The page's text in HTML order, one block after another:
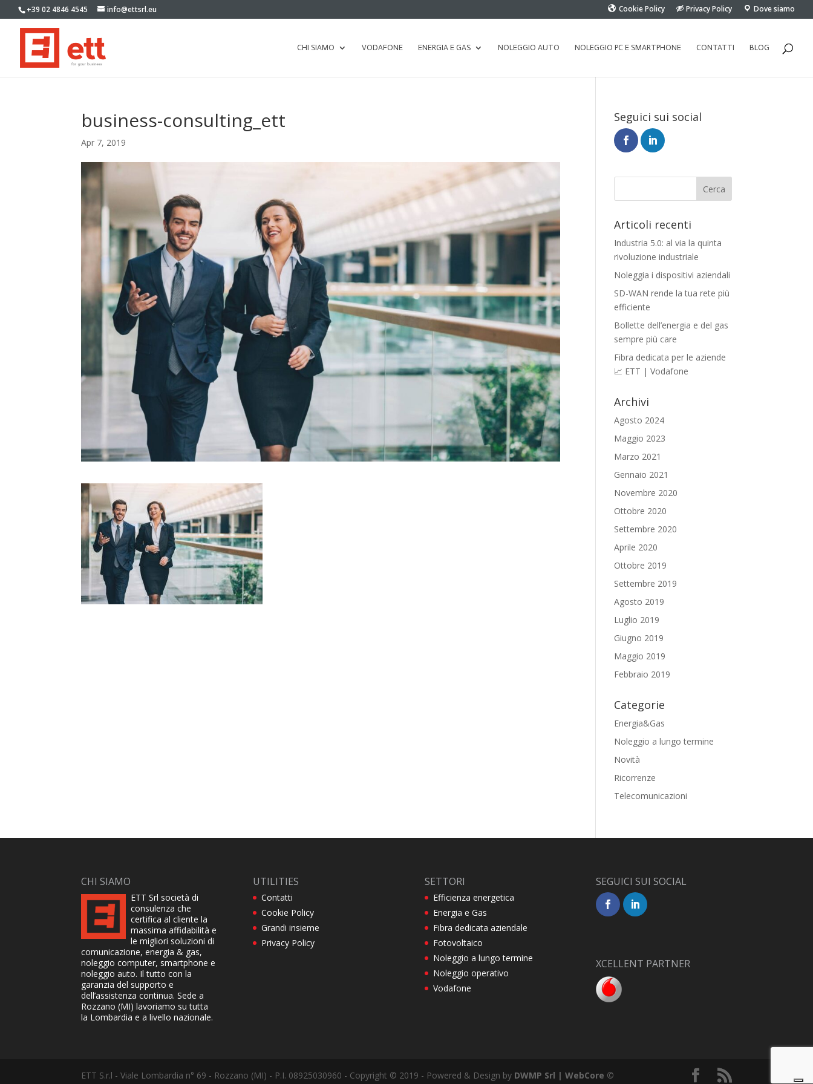
+39 02 4846 4545 info@ettsrl.eu Cookie Policy Privacy Policy Dove siamo
CHI SIAMO VODAFONE ENERGIA E GAS NOLEGGIO AUTO NOLEGGIO PC E SMARTPHONE CONTATTI BLOG
business-consulting_ett
Apr 7, 2019
Seguici sui social
Articoli recenti
Industria 5.0: al via la quinta
rivoluzione industriale
Noleggia i dispositivi aziendali
SD-WAN rende la tua rete più
efficiente
Bollette dell’energia e del gas
sempre più care
Fibra dedicata per le aziende
📈 ETT | Vodafone
Archivi
Agosto 2024
Maggio 2023
Marzo 2021
Gennaio 2021
Novembre 2020
Ottobre 2020
Settembre 2020
Aprile 2020
Ottobre 2019
Settembre 2019
Agosto 2019
Luglio 2019
Giugno 2019
Maggio 2019
Febbraio 2019
Categorie
Energia&Gas
Noleggio a lungo termine
Novità
Ricorrenze
Telecomunicazioni
CHI SIAMO
ETT Srl società di
consulenza che
certifica al cliente la
massima affidabilità e
le migliori soluzioni di
comunicazione, energia & gas,
noleggio computer, smartphone e
noleggio auto. Il tutto con la
garanzia del supporto e
dell’assistenza continua. Sede a
Rozzano (MI) lavoriamo su tutta
la Lombardia e a livello nazionale.
UTILITIES
Contatti
Cookie Policy
Grandi insieme
Privacy Policy
SETTORI
Efficienza energetica
Energia e Gas
Fibra dedicata aziendale
Fotovoltaico
Noleggio a lungo termine
Noleggio operativo
Vodafone
SEGUICI SUI SOCIAL
XCELLENT PARTNER
ETT S.r.l - Viale Lombardia n° 69 - Rozzano (MI) - P.I. 08925030960 - Copyright © 2019 - Powered & Design by DWMP Srl | WebCore ©